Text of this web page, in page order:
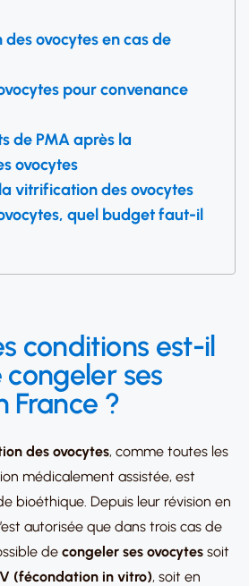
ovocytes en cas de
pour convenance
de PMA après la
ovocytes
vitrification des ovocytes
quel budget faut-il
conditions est-il
congeler ses
France ?
des ovocytes, comme toutes les
médicalement assistée, est
bioéthique. Depuis leur révision en
autorisée que dans trois cas de
de congeler ses ovocytes soit
(fécondation in vitro), soit en